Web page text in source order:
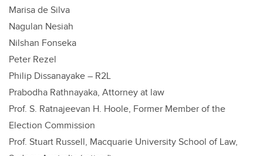
Marisa de Silva
Nagulan Nesiah
Nilshan Fonseka
Peter Rezel
Philip Dissanayake – R2L
Prabodha Rathnayaka, Attorney at law
Prof. S. Ratnajeevan H. Hoole, Former Member of the
Election Commission
Prof. Stuart Russell, Macquarie University School of Law,